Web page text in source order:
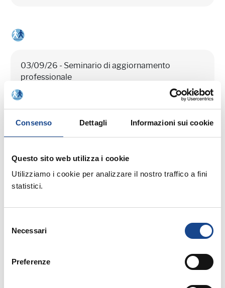
Consenso Dettagli Informazioni sui cookie
Questo sito web utilizza i cookie
Utilizziamo i cookie per analizzare il nostro traffico a fini
statistici.
delNecessari
Preferenze
03/09/26 - Seminario di aggiornamento
professionale
CASTEL SAN PIETRO TERME (BO) -
La cittadinanza italiana dopo la legge
74/2025
Seminario di aggiornamento professionale
14/09/26 - Corso riservato agli operatori del
TORRE DEL GRECO - Separazione e